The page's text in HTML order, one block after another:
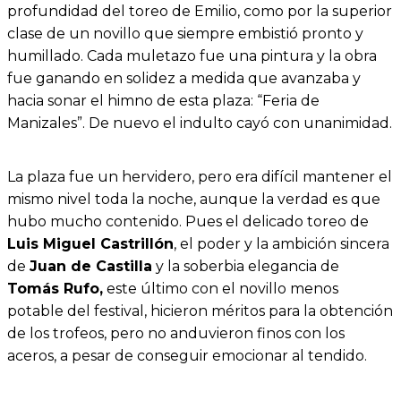
profundidad del toreo de Emilio, como por la superior
clase de un novillo que siempre embistió pronto y
humillado. Cada muletazo fue una pintura y la obra
fue ganando en solidez a medida que avanzaba y
hacia sonar el himno de esta plaza: “Feria de
Manizales”. De nuevo el indulto cayó con unanimidad.
La plaza fue un hervidero, pero era difícil mantener el
mismo nivel toda la noche, aunque la verdad es que
hubo mucho contenido. Pues el delicado toreo de
Luis Miguel Castrillón, el poder y la ambición sincera
de Juan de Castilla y la soberbia elegancia de
Tomás Rufo, este último con el novillo menos
potable del festival, hicieron méritos para la obtención
de los trofeos, pero no anduvieron finos con los
aceros, a pesar de conseguir emocionar al tendido.